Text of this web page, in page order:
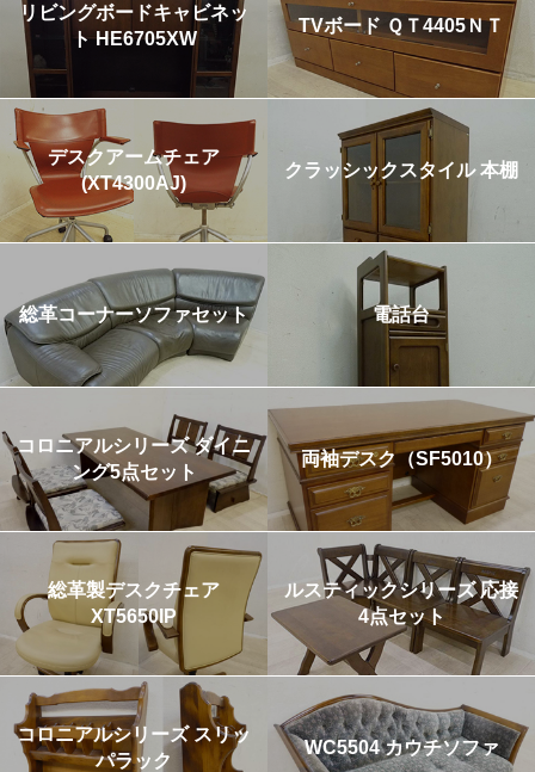
リビングボードキャビネッ
ト HE6705XW
TVボード ＱＴ4405ＮＴ
デスクアームチェア
(XT4300AJ)
クラッシックスタイル 本棚
総革コーナーソファセット 電話台
コロニアルシリーズ ダイニ
ング5点セット
両袖デスク（SF5010）
総革製デスクチェア
XT5650IP
ルスティックシリーズ 応接
4点セット
コロニアルシリーズ スリッ
パラック
WC5504 カウチソファ